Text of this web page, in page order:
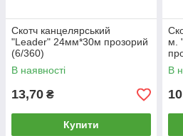
Скотч канцелярський
"Leader" 24мм*30м прозорий
(6/360)
В наявності
13,70 ₴
Купити
м.
В